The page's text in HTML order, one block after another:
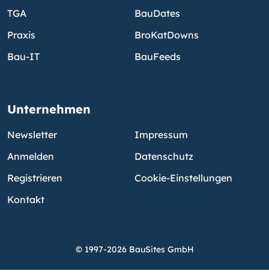
TGA
Praxis
Bau-IT
BauDates
BroKatDowns
BauFeeds
Unternehmen
Newsletter
Anmelden
Registrieren
Kontakt
Impressum
Datenschutz
Cookie-Einstellungen
© 1997-2026 BauSites GmbH